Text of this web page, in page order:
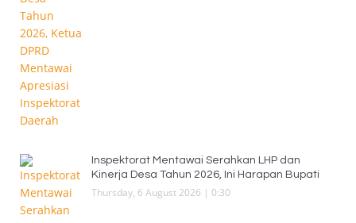
Inspektorat Mentawai Serahkan LHP dan
Kinerja Desa Tahun 2026, Ini Harapan Bupati
Thursday, 6 August 2026 | 0:30